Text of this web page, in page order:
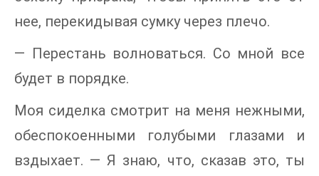
нее, перекидывая сумку через плечо.
— Перестань волноваться. Со мной все
будет в порядке.
Моя сиделка смотрит на меня нежными,
обеспокоенными голубыми глазами и
вздыхает. — Я знаю, что, сказав это, ты